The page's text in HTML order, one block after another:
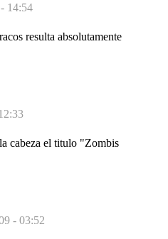
14:54
resulta absolutamente
cabeza el titulo "Zombis
- 03:52